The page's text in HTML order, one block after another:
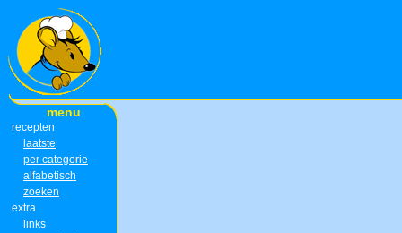
menu
recepten
laatste
per categorie
alfabetisch
zoeken
extra
links